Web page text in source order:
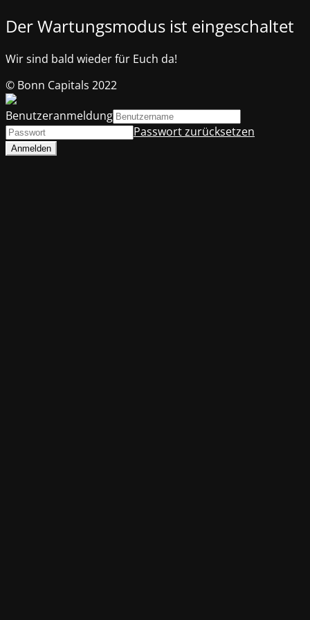
Der Wartungsmodus ist eingeschaltet
Wir sind bald wieder für Euch da!
© Bonn Capitals 2022
Benutzeranmeldung
Passwort zurücksetzen